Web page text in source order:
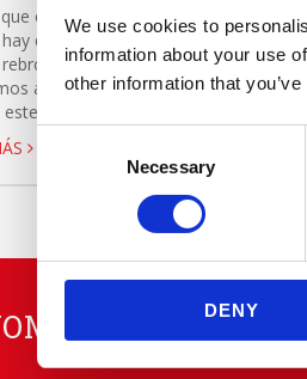
We use cookies to
information about your use
other information that
Necessary
DENY
estamos saliendo del túnel, pero
que estar preparados para un
de este maldito virus. Para
adquirido varias máquinas de
gas garantiza la...